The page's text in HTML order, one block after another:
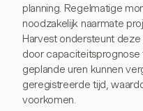
planning. Regelmatige
noodzakelijk naarmate
Harvest ondersteunt
door
geplande uren kunnen
geregistreerde tijd,
voorkomen.